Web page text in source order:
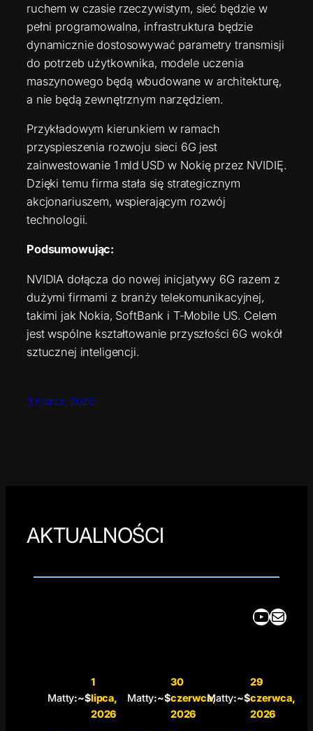
ruchem w czasie rzeczywistym, sieć będzie w
pełni programowalna, infrastruktura będzie
dynamicznie dostosowywać parametry transmisji
do potrzeb użytkownika, modele uczenia
maszynowego będą wbudowane w architekturę,
a nie będą zewnętrznym narzędziem.
Przykładowym kierunkiem w ramach
przyspieszenia rozwoju sieci 6G jest
zainwestowanie 1 mld USD w Nokię przez NVIDIĘ.
Dzięki temu firma stała się strategicznym
akcjonariuszem, wspierającym rozwój
technologii.
Podsumowując:
NVIDIA dołącza do nowej inicjatywy 6G razem z
dużymi firmami z branży telekomunikacyjnej,
takimi jak Nokia, SoftBank i T‑Mobile US. Celem
jest wspólne kształtowanie przyszłości 6G wokół
sztucznej inteligencji.
3 marca, 2026
AKTUALNOŚCI
YouTube Mail
Matty:~$
1
lipca,
2026
Matty:~$
30
czerwca,
2026
Matty:~$
29
czerwca,
2026